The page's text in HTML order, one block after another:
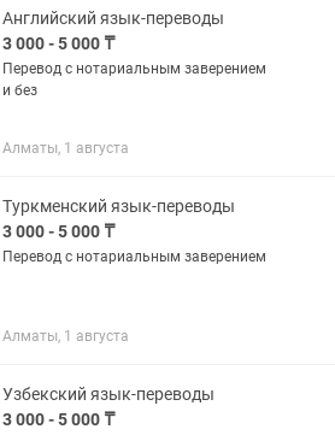
Английский язык-переводы
3 000 - 5 000 ₸
Перевод с нотариальным заверением
и без
Алматы, 1 августа
Туркменский язык-переводы
3 000 - 5 000 ₸
Перевод с нотариальным заверением
Алматы, 1 августа
Узбекский язык-переводы
3 000 - 5 000 ₸